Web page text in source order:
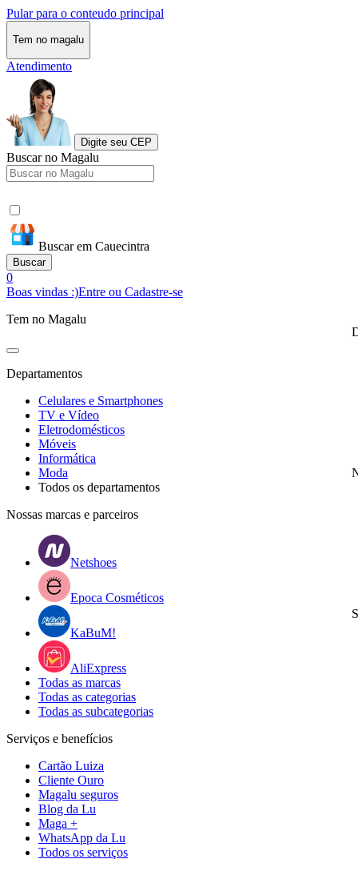
Pular para o conteudo principal
Tem no magalu
Atendimento
Digite seu CEP
Buscar no Magalu
Buscar em Cauecintra
Buscar
0
Boas vindas :)Entre ou Cadastre-se
Tem no Magalu
Departamentos
Celulares e Smartphones
TV e Vídeo
Eletrodomésticos
Móveis
Informática
Moda
Todos os departamentos
Nossas marcas e parceiros
Netshoes
Epoca Cosméticos
KaBuM!
AliExpress
Todas as marcas
Todas as categorias
Todas as subcategorias
Serviços e benefícios
Cartão Luiza
Cliente Ouro
Magalu seguros
Blog da Lu
Maga +
WhatsApp da Lu
Todos os serviços